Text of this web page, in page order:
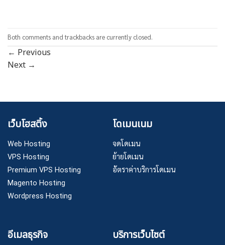
Both comments and trackbacks are currently closed.
← Previous
Next →
เว็บโฮสติ้ง
Web Hosting
VPS Hosting
Premium VPS Hosting
Magento Hosting
Wordpress Hosting
โดเมนเนม
จดโดเมน
ย้ายโดเมน
อัตราค่าบริการโดเมน
อีเมลธุรกิจ บริการเว็บไซต์